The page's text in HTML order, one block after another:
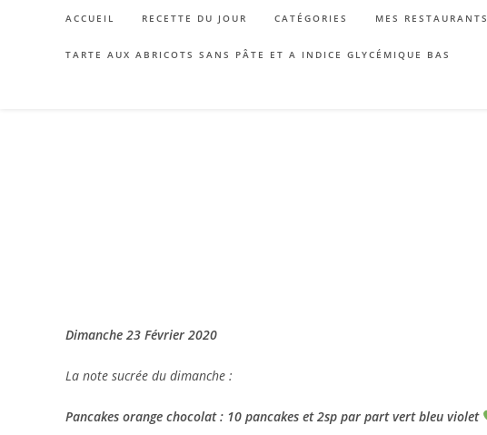
ACCUEIL RECETTE DU JOUR CATÉGORIES MES RESTAURANTS
TARTE AUX ABRICOTS SANS PÂTE ET A INDICE GLYCÉMIQUE BAS
Dimanche 23 Février 2020
La note sucrée du dimanche :
Pancakes orange chocolat : 10 pancakes et 2sp par part vert bleu violet